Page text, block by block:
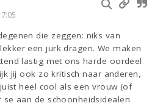
die zeggen: niks van
een jurk dragen. We maken
lastig met ons harde oordeel
jij ook zo kritisch naar anderen,
heel cool als een vrouw (of
aan de schoonheidsidealen